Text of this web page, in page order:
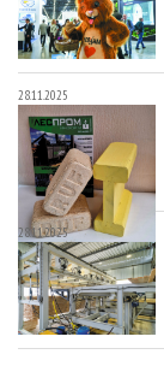
28.11.2025
28.11.2025